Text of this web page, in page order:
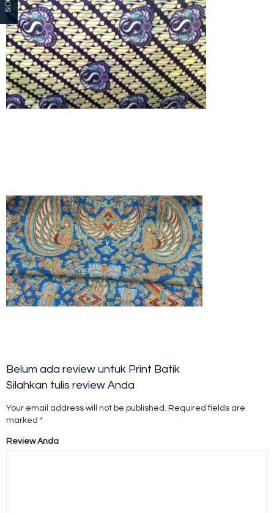
Belum ada review untuk Print Batik
Silahkan tulis review Anda
Your email address will not be published. Required fields are
marked *
Review Anda